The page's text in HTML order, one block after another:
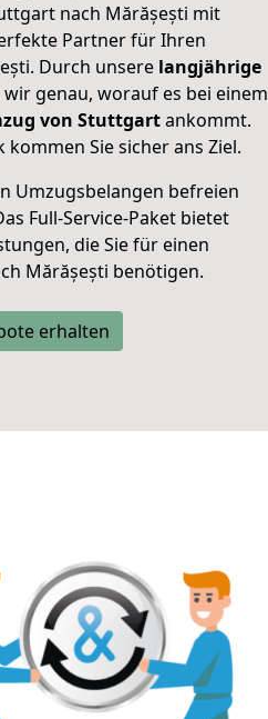
nach Mărășești mit
Partner für Ihren
Durch unsere langjährige
genau, worauf es bei einem
von Stuttgartankommt.
Sie sicher ans Ziel.
Umzugsbelangen befreien
Full-Service-Paket bietet
die Sie für einen
Mărășești benötigen.
erhalten